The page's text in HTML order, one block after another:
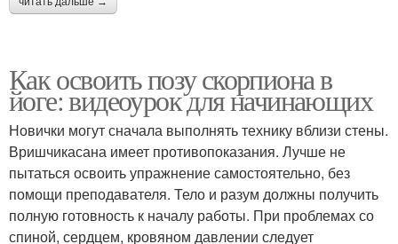
Как освоить позу скорпиона в
йоге: видеоурок для начинающих
Новички могут сначала выполнять технику вблизи стены.
Вришчикасана имеет противопоказания. Лучше не
пытаться освоить упражнение самостоятельно, без
помощи преподавателя. Тело и разум должны получить
полную готовность к началу работы. При проблемах со
спиной, сердцем, кровяном давлении следует